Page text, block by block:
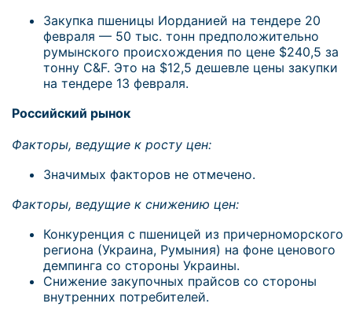
Закупка пшеницы Иорданией на тендере 20
февраля — 50 тыс. тонн предположительно
румынского происхождения по цене $240,5 за
тонну C&F. Это на $12,5 дешевле цены закупки
на тендере 13 февраля.
Российский рынок
Факторы, ведущие к росту цен:
Значимых факторов не отмечено.
Факторы, ведущие к снижению цен:
Конкуренция с пшеницей из причерноморского
региона (Украина, Румыния) на фоне ценового
демпинга со стороны Украины.
Снижение закупочных прайсов со стороны
внутренних потребителей.